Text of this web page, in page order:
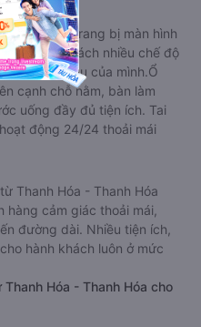
đều được trang bị màn hình
đèn đọc sách nhiều chế độ
theo nhu cầu của mình.Ổ
cạnh chỗ nằm, bàn làm
uống đầy đủ tiện ích. Tai
động 24/24 thoải mái
Thanh Hóa - Thanh Hóa
cảm giác thoải mái,
đường dài. Nhiều tiện ích,
hành khách luôn ở mức
Hóa - Thanh Hóa cho